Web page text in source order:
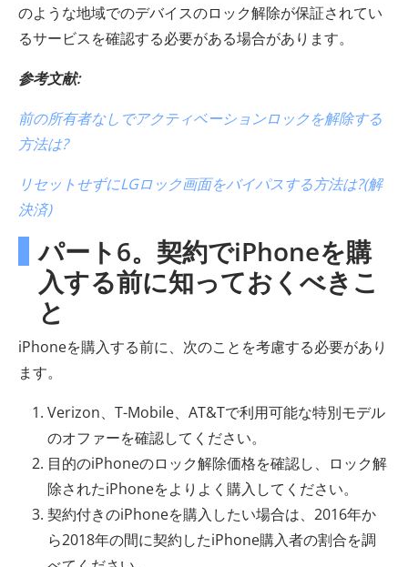
のような地域でのデバイスのロック解除が保証されてい
るサービスを確認する必要がある場合があります。
参考文献:
前の所有者なしでアクティベーションロックを解除する
方法は?
リセットせずにLGロック画面をバイパスする方法は?(解
決済)
パート6。契約でiPhoneを購
入する前に知っておくべきこ
と
iPhoneを購入する前に、次のことを考慮する必要があり
ます。
Verizon、T-Mobile、AT&Tで利用可能な特別モデル
のオファーを確認してください。
目的のiPhoneのロック解除価格を確認し、ロック解
除されたiPhoneをよりよく購入してください。
契約付きのiPhoneを購入したい場合は、2016年か
ら2018年の間に契約したiPhone購入者の割合を調